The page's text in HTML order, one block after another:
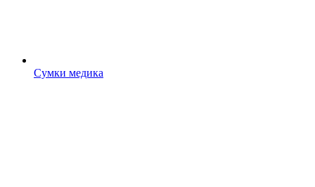
Сумки медика